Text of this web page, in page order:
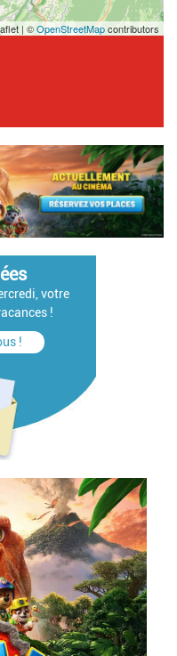
| ©OpenStreetMapcontributors
votre
!
!